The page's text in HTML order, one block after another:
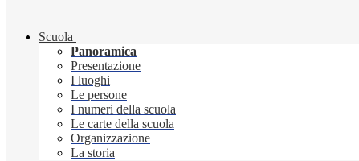
Scuola
Panoramica
Presentazione
I luoghi
Le persone
I numeri della scuola
Le carte della scuola
Organizzazione
La storia